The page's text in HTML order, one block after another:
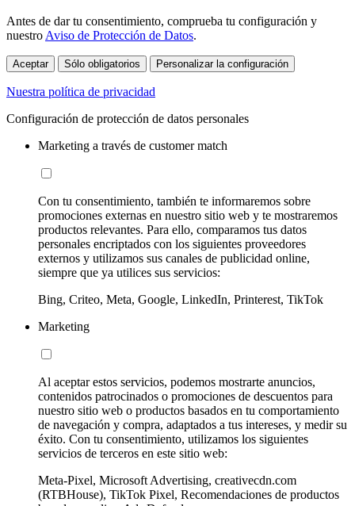
Antes de dar tu consentimiento, comprueba tu configuración y
nuestro Aviso de Protección de Datos.
Aceptar Sólo obligatorios Personalizar la configuración
Nuestra política de privacidad
Configuración de protección de datos personales
Marketing a través de customer match
Con tu consentimiento, también te informaremos sobre
promociones externas en nuestro sitio web y te mostraremos
productos relevantes. Para ello, comparamos tus datos
personales encriptados con los siguientes proveedores
externos y utilizamos sus canales de publicidad online,
siempre que ya utilices sus servicios:
Bing, Criteo, Meta, Google, LinkedIn, Printerest, TikTok
Marketing
Al aceptar estos servicios, podemos mostrarte anuncios,
contenidos patrocinados o promociones de descuentos para
nuestro sitio web o productos basados en tu comportamiento
de navegación y compra, adaptados a tus intereses, y medir su
éxito. Con tu consentimiento, utilizamos los siguientes
servicios de terceros en este sitio web:
Meta-Pixel, Microsoft Advertising, creativecdn.com
(RTBHouse), TikTok Pixel, Recomendaciones de productos